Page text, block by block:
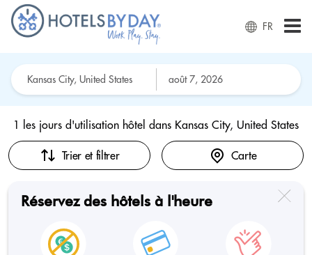
FR
1 les jours d'utilisation hôtel dans Kansas City, United States
Trier et filtrer Carte
Réservez des hôtels à l'heure